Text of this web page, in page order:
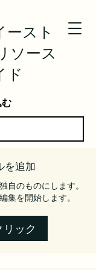
ースト
ソース
ド
を追加
自のものにします。
集を開始します。
リック